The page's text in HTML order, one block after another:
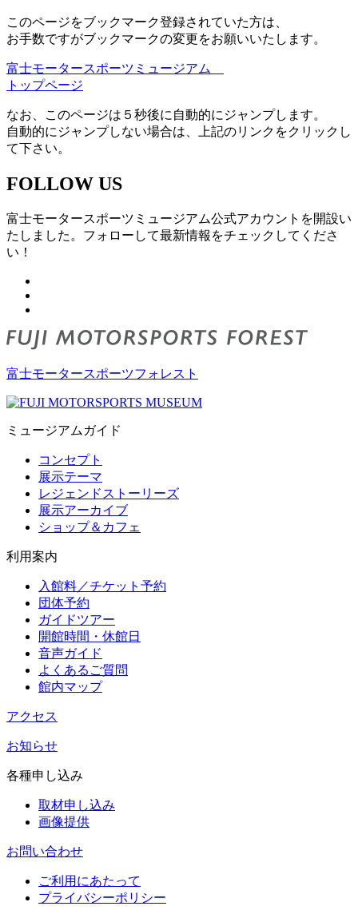
このページをブックマーク登録されていた方は、
お手数ですがブックマークの変更をお願いいたします。
富士モータースポーツミュージアム
トップページ
なお、このページは５秒後に自動的にジャンプします。
自動的にジャンプしない場合は、上記のリンクをクリックし
て下さい。
FOLLOW US
富士モータースポーツミュージアム公式アカウントを開設い
たしました。フォローして最新情報をチェックしてくださ
い！
富士モータースポーツフォレスト
ミュージアムガイド
コンセプト
展示テーマ
レジェンドストーリーズ
展示アーカイブ
ショップ＆カフェ
利用案内
入館料／チケット予約
団体予約
ガイドツアー
開館時間・休館日
音声ガイド
よくあるご質問
館内マップ
アクセス
お知らせ
各種申し込み
取材申し込み
画像提供
お問い合わせ
ご利用にあたって
プライバシーポリシー